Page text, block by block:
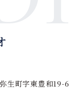
生町字東豊和19-6